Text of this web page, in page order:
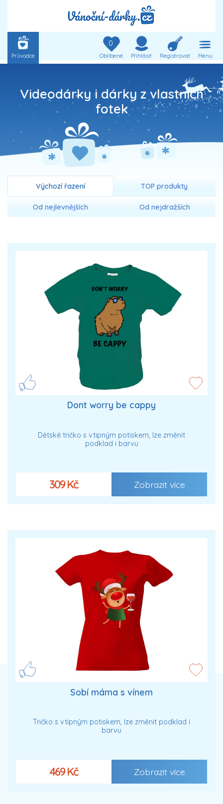
Průvodce
0
Oblíbené Přihlásit Registrovat Menu
Videodárky i dárky z vlastních
fotek
Výchozí řazení TOP produkty
Od nejlevnějších Od nejdražších
Dont worry be cappy
Dětské tričko s vtipným potiskem, lze změnit
podklad i barvu
309 Kč Zobrazit více
Sobí máma s vínem
Tričko s vtipným potiskem, lze změnit podklad i
barvu
469 Kč Zobrazit více